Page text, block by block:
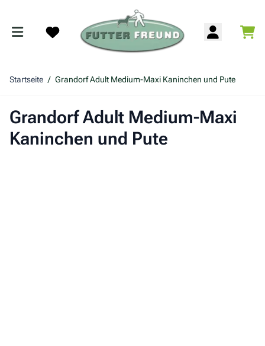
Startseite / Grandorf Adult Medium-Maxi Kaninchen und Pute
Grandorf Adult Medium-Maxi
Kaninchen und Pute